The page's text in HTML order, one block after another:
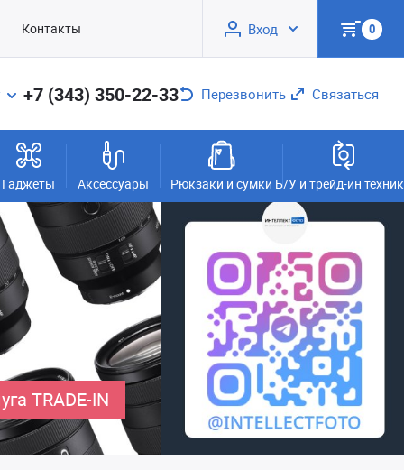
Контакты Вход 0
+7 (343) 350-22-33 Перезвонить Связаться
Гаджеты Аксессуары Рюкзаки и сумки Б/У и трейд-ин
TRADE-IN